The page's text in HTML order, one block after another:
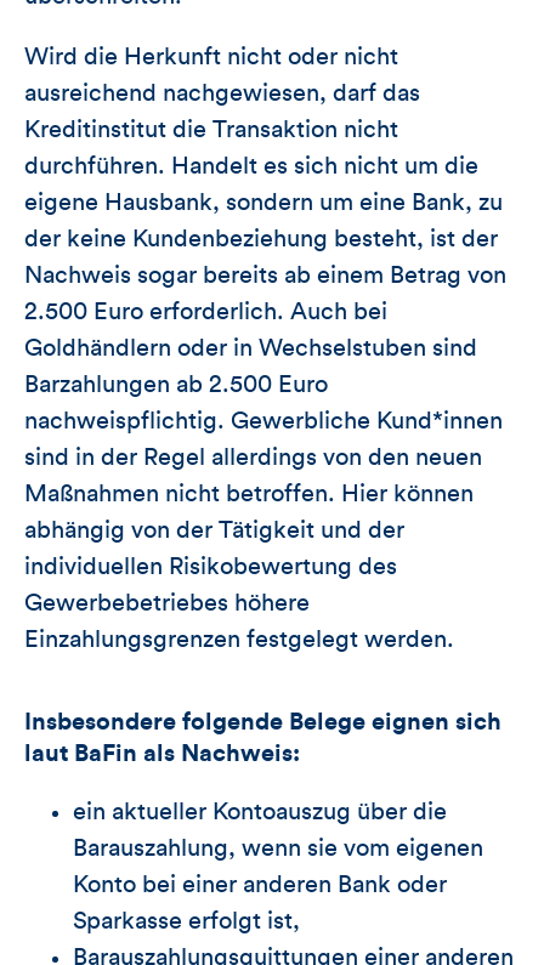
Wird die Herkunft nicht oder nicht
ausreichend nachgewiesen, darf das
Kreditinstitut die Transaktion nicht
durchführen. Handelt es sich nicht um die
eigene Hausbank, sondern um eine Bank, zu
der keine Kundenbeziehung besteht, ist der
Nachweis sogar bereits ab einem Betrag von
2.500 Euro erforderlich. Auch bei
Goldhändlern oder in Wechselstuben sind
Barzahlungen ab 2.500 Euro
nachweispflichtig. Gewerbliche Kund*innen
sind in der Regel allerdings von den neuen
Maßnahmen nicht betroffen. Hier können
abhängig von der Tätigkeit und der
individuellen Risikobewertung des
Gewerbebetriebes höhere
Einzahlungsgrenzen festgelegt werden.
Insbesondere folgende Belege eignen sich
laut BaFin als Nachweis:
ein aktueller Kontoauszug über die
Barauszahlung, wenn sie vom eigenen
Konto bei einer anderen Bank oder
Sparkasse erfolgt ist,
Barauszahlungsquittungen einer anderen